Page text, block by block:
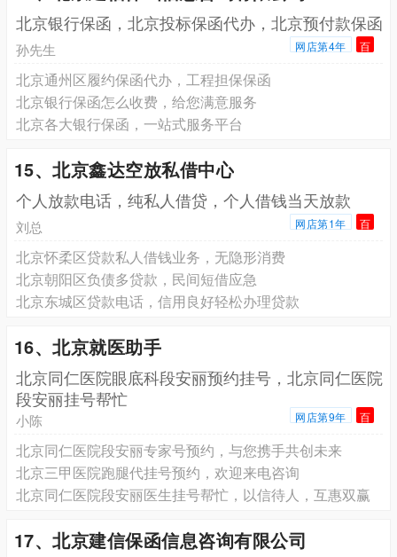
北京银行保函，北京投标保函代办，北京预付款保函
孙先生 网店第4年 百
北京通州区履约保函代办，工程担保保函
北京银行保函怎么收费，给您满意服务
北京各大银行保函，一站式服务平台
15、北京鑫达空放私借中心
个人放款电话，纯私人借贷，个人借钱当天放款
刘总 网店第1年 百
北京怀柔区贷款私人借钱业务，无隐形消费
北京朝阳区负债多贷款，民间短借应急
北京东城区贷款电话，信用良好轻松办理贷款
16、北京就医助手
北京同仁医院眼底科段安丽预约挂号，北京同仁医院
段安丽挂号帮忙
小陈 网店第9年 百
北京同仁医院段安丽专家号预约，与您携手共创未来
北京三甲医院跑腿代挂号预约，欢迎来电咨询
北京同仁医院段安丽医生挂号帮忙，以信待人，互惠双赢
17、北京建信保函信息咨询有限公司